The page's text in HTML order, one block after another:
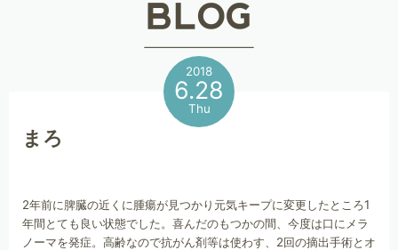
2018
6.28
Thu
まろ
2年前に脾臓の近くに腫瘍が見つかり元気キープに変更したところ1
年間とても良い状態でした。喜んだのもつかの間、今度は口にメラ
ノーマを発症。高齢なので抗がん剤等は使わす、2回の摘出手術とオ